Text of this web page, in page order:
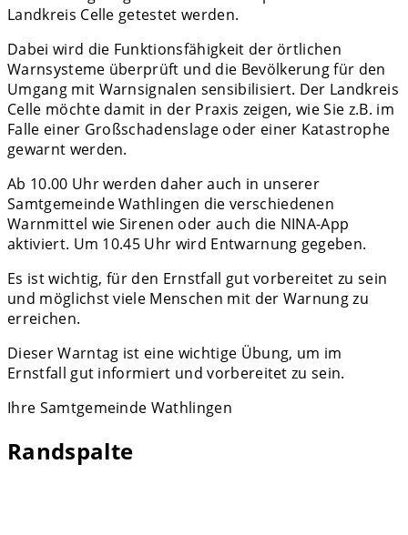
Landkreis Celle getestet werden.
Dabei wird die Funktionsfähigkeit der örtlichen
Warnsysteme überprüft und die Bevölkerung für den
Umgang mit Warnsignalen sensibilisiert. Der Landkreis
Celle möchte damit in der Praxis zeigen, wie Sie z.B. im
Falle einer Großschadenslage oder einer Katastrophe
gewarnt werden.
Ab 10.00 Uhr werden daher auch in unserer
Samtgemeinde Wathlingen die verschiedenen
Warnmittel wie Sirenen oder auch die NINA-App
aktiviert. Um 10.45 Uhr wird Entwarnung gegeben.
Es ist wichtig, für den Ernstfall gut vorbereitet zu sein
und möglichst viele Menschen mit der Warnung zu
erreichen.
Dieser Warntag ist eine wichtige Übung, um im
Ernstfall gut informiert und vorbereitet zu sein.
Ihre Samtgemeinde Wathlingen
Randspalte